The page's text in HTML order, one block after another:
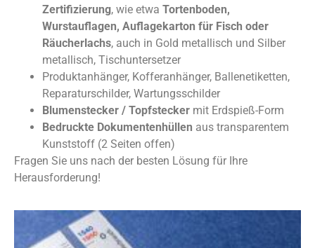
Zertifizierung, wie etwa Tortenboden,
Wurstauflagen, Auflagekarton für Fisch oder
Räucherlachs, auch in Gold metallisch und Silber
metallisch, Tischuntersetzer
Produktanhänger, Kofferanhänger, Ballenetiketten,
Reparaturschilder, Wartungsschilder
Blumenstecker / Topfstecker mit Erdspieß-Form
Bedruckte Dokumentenhüllen aus transparentem
Kunststoff (2 Seiten offen)
Fragen Sie uns nach der besten Lösung für Ihre
Herausforderung!